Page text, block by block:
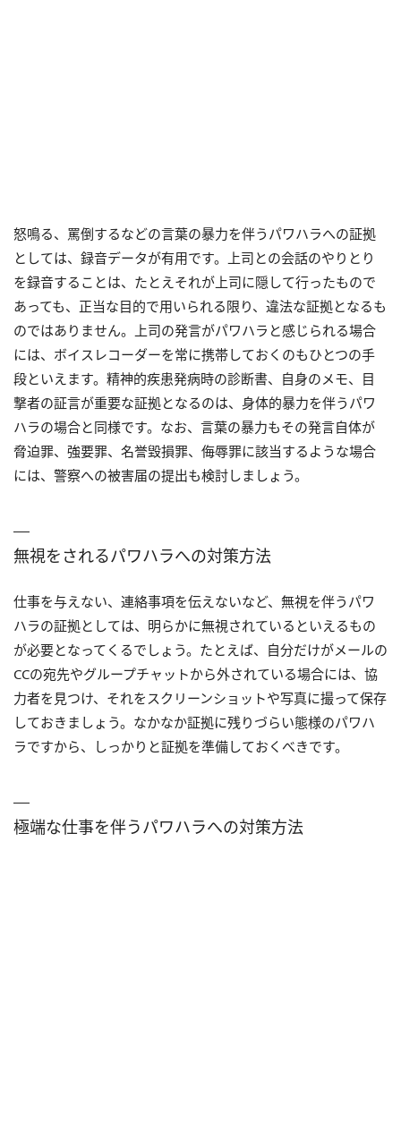
怒鳴る、罵倒するなどの言葉の暴力を伴うパワハラへの証拠
としては、録音データが有用です。上司との会話のやりとり
を録音することは、たとえそれが上司に隠して行ったもので
あっても、正当な目的で用いられる限り、違法な証拠となるも
のではありません。上司の発言がパワハラと感じられる場合
には、ボイスレコーダーを常に携帯しておくのもひとつの手
段といえます。精神的疾患発病時の診断書、自身のメモ、目
撃者の証言が重要な証拠となるのは、身体的暴力を伴うパワ
ハラの場合と同様です。なお、言葉の暴力もその発言自体が
脅迫罪、強要罪、名誉毀損罪、侮辱罪に該当するような場合
には、警察への被害届の提出も検討しましょう。
無視をされるパワハラへの対策方法
仕事を与えない、連絡事項を伝えないなど、無視を伴うパワ
ハラの証拠としては、明らかに無視されているといえるもの
が必要となってくるでしょう。たとえば、自分だけがメールの
CCの宛先やグループチャットから外されている場合には、協
力者を見つけ、それをスクリーンショットや写真に撮って保存
しておきましょう。なかなか証拠に残りづらい態様のパワハ
ラですから、しっかりと証拠を準備しておくべきです。
極端な仕事を伴うパワハラへの対策方法